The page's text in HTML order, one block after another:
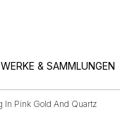
& SAMMLUNGEN
In Pink Gold And Quartz